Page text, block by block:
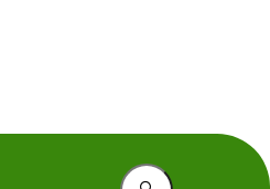
Vul in wat u